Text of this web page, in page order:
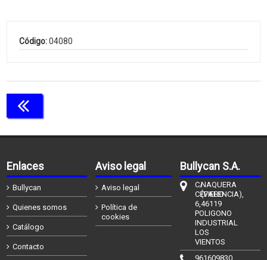
Código:04080
Enlaces
Bullycan
Quienes somos
Catálogo
Contacto
Aviso legal
Aviso legal
Política de
cookies
Bullycan S.A.
C/
CÉFIERO
6,
POLIGONO
INDUSTRIAL
LOS
VIENTOS
NAQUERA
(VALENCIA),
46119
961609830